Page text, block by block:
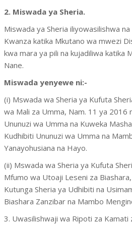
2. Miswada ya Sheria.
Miswada ya Sheria iliyowasilishwa
Kwanza katika Mkutano wa mwezi
kwa mara ya pili na kujadiliwa katika
Nane.
Miswada yenyewe ni:-
(i) Mswada wa Sheria ya Kufuta
wa Mali za Umma, Nam. 11 ya 2016
Ununuzi wa Umma na Kuweka
Kudhibiti Ununuzi wa Umma na
Yanayohusiana na Hayo.
(ii) Mswada wa Sheria ya Kufuta
Mfumo wa Utoaji Leseni za
Kutunga Sheria ya Udhibiti na
Biashara Zanzibar na Mambo
3. Uwasilishwaji wa Ripoti za Kamati